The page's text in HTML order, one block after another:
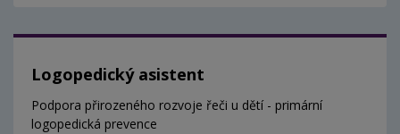
Logopedický asistent
Podpora přirozeného rozvoje řeči u dětí - primární
logopedická prevence